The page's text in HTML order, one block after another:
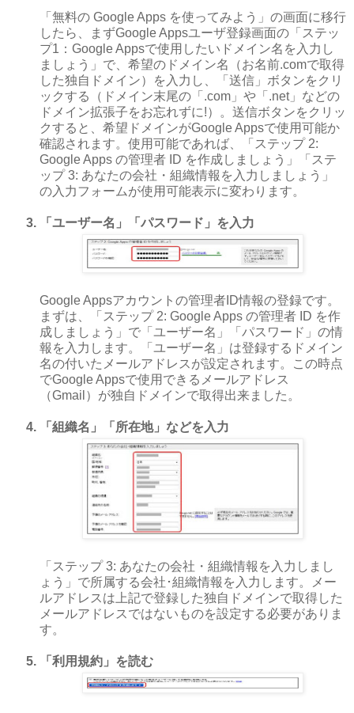
「無料の Google Apps を使ってみよう」の画面に移行
したら、まずGoogle Appsユーザ登録画面の「ステッ
プ1：Google Appsで使用したいドメイン名を入力し
ましょう」で、希望のドメイン名（お名前.comで取得
した独自ドメイン）を入力し、「送信」ボタンをクリ
ックする（ドメイン末尾の「.com」や「.net」などの
ドメイン拡張子をお忘れずに!）。送信ボタンをクリッ
クすると、希望ドメインがGoogle Appsで使用可能か
確認されます。使用可能であれば、「ステップ 2:
Google Apps の管理者 ID を作成しましょう」「ステ
ップ 3: あなたの会社・組織情報を入力しましょう」
の入力フォームが使用可能表示に変わります。
「ユーザー名」「パスワード」を入力
Google Appsアカウントの管理者ID情報の登録です。
まずは、「ステップ 2: Google Apps の管理者 ID を作
成しましょう」で「ユーザー名」「パスワード」の情
報を入力します。「ユーザー名」は登録するドメイン
名の付いたメールアドレスが設定されます。この時点
でGoogle Appsで使用できるメールアドレス
（Gmail）が独自ドメインで取得出来ました。
「組織名」「所在地」などを入力
「ステップ 3: あなたの会社・組織情報を入力しまし
ょう」で所属する会社･組織情報を入力します。メー
ルアドレスは上記で登録した独自ドメインで取得した
メールアドレスではないものを設定する必要がありま
す。
「利用規約」を読む